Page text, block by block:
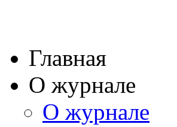
Главная
О журнале
О журнале